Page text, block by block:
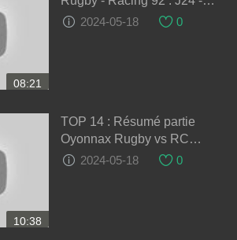
08:21
Saison 2023/2024
2024-05-18 0
10:38
TOP 14 : Résumé partie
Oyonnax Rugby vs RC
Toulon : J24 - Saison
2024-05-18 0